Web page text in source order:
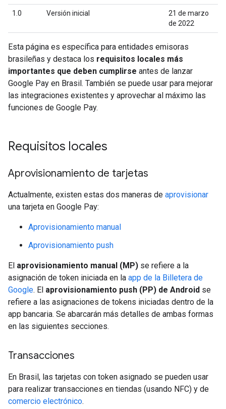
1.0 Versión inicial
21 de marzo
de 2022
Esta página es específica para entidades emisoras
brasileñas y destaca los requisitos locales más
importantes que deben cumplirse antes de lanzar
Google Pay en Brasil. También se puede usar para mejorar
las integraciones existentes y aprovechar al máximo las
funciones de Google Pay.
Requisitos locales
Aprovisionamiento de tarjetas
Actualmente, existen estas dos maneras de aprovisionar
una tarjeta en Google Pay:
Aprovisionamiento manual
Aprovisionamiento push
El aprovisionamiento manual (MP) se refiere a la
asignación de token iniciada en la app de la Billetera de
Google. El aprovisionamiento push (PP) de Android se
refiere a las asignaciones de tokens iniciadas dentro de la
app bancaria. Se abarcarán más detalles de ambas formas
en las siguientes secciones.
Transacciones
En Brasil, las tarjetas con token asignado se pueden usar
para realizar transacciones en tiendas (usando NFC) y de
comercio electrónico.